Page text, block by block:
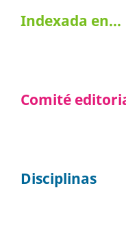
Indexada en…
Comité
Disciplinas